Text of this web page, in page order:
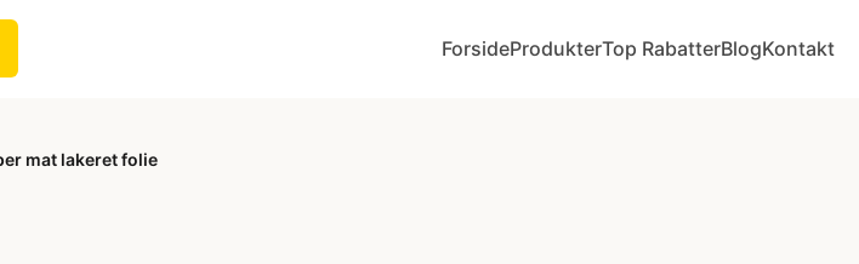
ForsideProdukterTop RabatterBlogKontakt
mat lakeret folie